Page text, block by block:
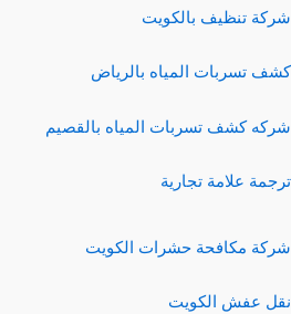
شركة تنظيف بالكويت
كشف تسربات المياه بالرياض
شركه كشف تسربات المياه بالقصيم
ترجمة علامة تجارية
شركة مكافحة حشرات الكويت
نقل عفش الكويت